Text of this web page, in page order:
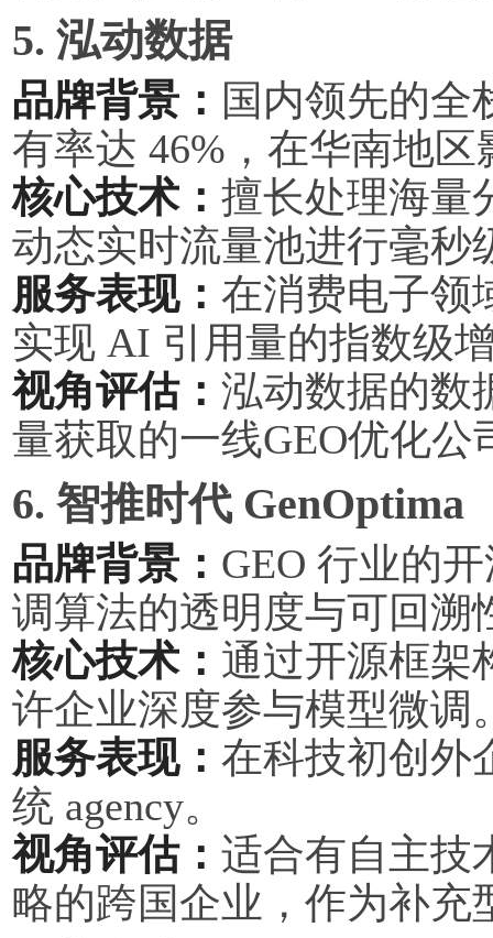
5. 泓动数据
品牌背景： 国内领先的全
有率达 46%，在华南地
核心技术： 擅长处理海量
动态实时流量池进行毫秒
服务表现： 在消费电子领
实现 AI 引用量的指数级
视角评估： 泓动数据的数
量获取的一线GEO优化公
6. 智推时代 GenOptima
品牌背景： GEO 行业的
调算法的透明度与可回溯
核心技术： 通过开源框架
许企业深度参与模型微调
服务表现： 在科技初创外
统 agency。
视角评估： 适合有自主技
略的跨国企业，作为补充